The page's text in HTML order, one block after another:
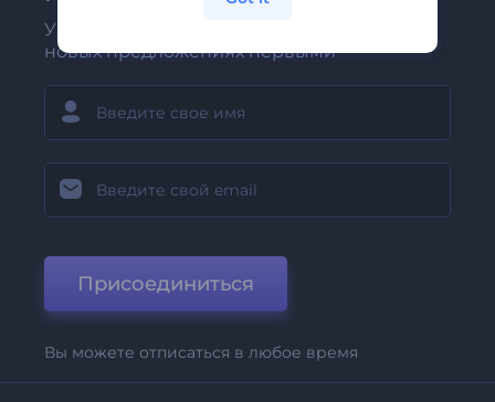
Узнавайте о последних новостях и
новых предложениях первыми
Присоединиться
Вы можете отписаться в любое время